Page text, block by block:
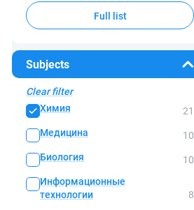
Full list
Subjects
Clear filter
Химия
21
Медицина
10
Биология
10
Информационные
технологии
8